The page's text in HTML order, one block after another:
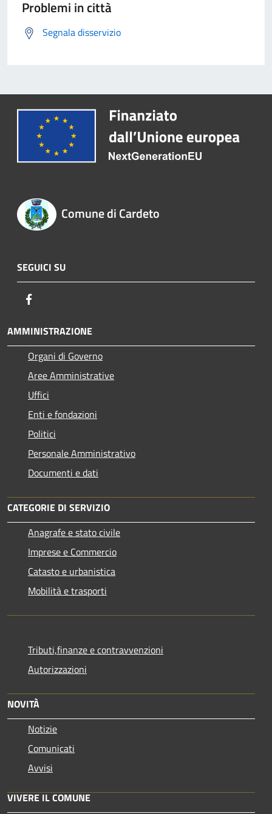
Problemi in città
Segnala disservizio
Comune di Cardeto
SEGUICI SU
AMMINISTRAZIONE
Organi di Governo
Aree Amministrative
Uffici
Enti e fondazioni
Politici
Personale Amministrativo
Documenti e dati
CATEGORIE DI SERVIZIO
Anagrafe e stato civile
Imprese e Commercio
Catasto e urbanistica
Mobilità e trasporti
Tributi,finanze e contravvenzioni
Autorizzazioni
NOVITÀ
Notizie
Comunicati
Avvisi
VIVERE IL COMUNE